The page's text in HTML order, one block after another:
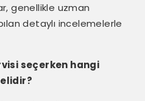
genellikle uzman
detaylı incelemelerle
seçerken hangi